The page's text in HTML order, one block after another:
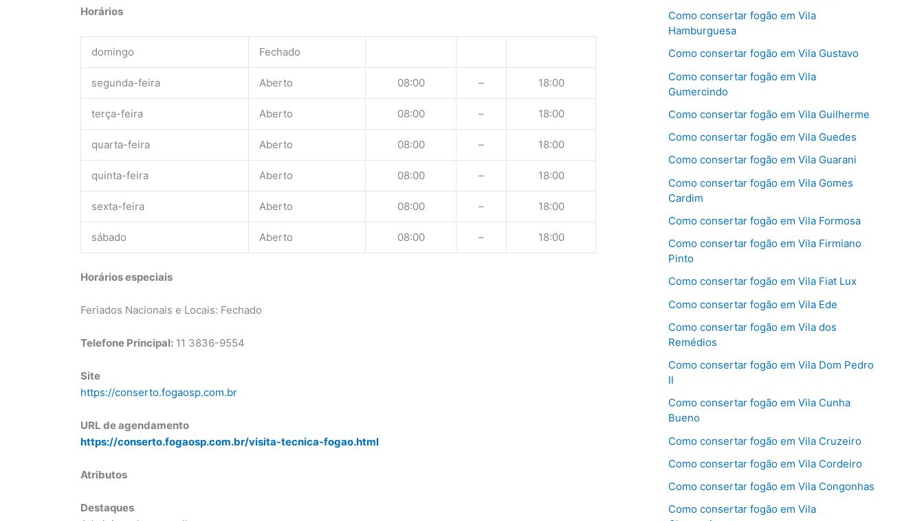
Horários
domingo Fechado
segunda-feira Aberto 08:00 – 18:00
terça-feira Aberto 08:00 – 18:00
quarta-feira Aberto 08:00 – 18:00
quinta-feira Aberto 08:00 – 18:00
sexta-feira Aberto 08:00 – 18:00
sábado Aberto 08:00 – 18:00
Horários especiais
Feriados Nacionais e Locais: Fechado
Telefone Principal: 11 3836-9554
Site
https://conserto.fogaosp.com.br
URL de agendamento
https://conserto.fogaosp.com.br/visita-tecnica-fogao.html
Atributos
Destaques
Como consertar fogão em Vila
Hamburguesa
Como consertar fogão em Vila Gustavo
Como consertar fogão em Vila
Gumercindo
Como consertar fogão em Vila Guilherme
Como consertar fogão em Vila Guedes
Como consertar fogão em Vila Guarani
Como consertar fogão em Vila Gomes
Cardim
Como consertar fogão em Vila Formosa
Como consertar fogão em Vila Firmiano
Pinto
Como consertar fogão em Vila Fiat Lux
Como consertar fogão em Vila Ede
Como consertar fogão em Vila dos
Remédios
Como consertar fogão em Vila Dom Pedro
II
Como consertar fogão em Vila Cunha
Bueno
Como consertar fogão em Vila Cruzeiro
Como consertar fogão em Vila Cordeiro
Como consertar fogão em Vila Congonhas
Como consertar fogão em Vila